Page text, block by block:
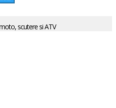
scutere si ATV